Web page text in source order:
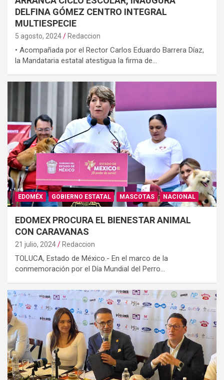
DELFINA GÓMEZ CENTRO INTEGRAL
MULTIESPECIE
5 agosto, 2024 Redaccion
• Acompañada por el Rector Carlos Eduardo Barrera Díaz,
la Mandataria estatal atestigua la firma de…
EDOMÉX GOBIERNO ESTATAL MASCOTAS NACIONAL
EDOMEX PROCURA EL BIENESTAR ANIMAL
CON CARAVANAS
21 julio, 2024 Redaccion
TOLUCA, Estado de México.- En el marco de la
conmemoración por el Día Mundial del Perro…